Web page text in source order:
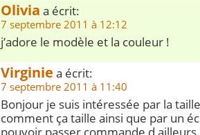
Olivia a écrit:
7 septembre 2011 à 12:12
j’adore le modèle et la couleur !
Virginie a écrit:
7 septembre 2011 à 11:40
Bonjour je suis intéressée par la
comment ça taille ainsi que par un
pouvoir passer commande d ailleurs